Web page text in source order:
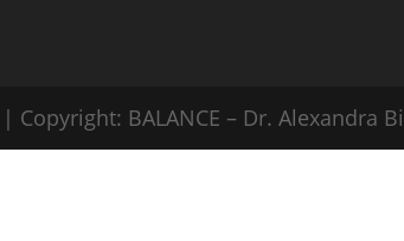
| Copyright: BALANCE – Dr. Alexandra